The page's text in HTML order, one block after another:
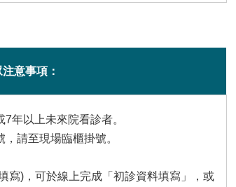
意事項：
年以上未來院看診者。
請至現場臨櫃掛號。
寫)，可於線上完成「初診資料填寫」，或